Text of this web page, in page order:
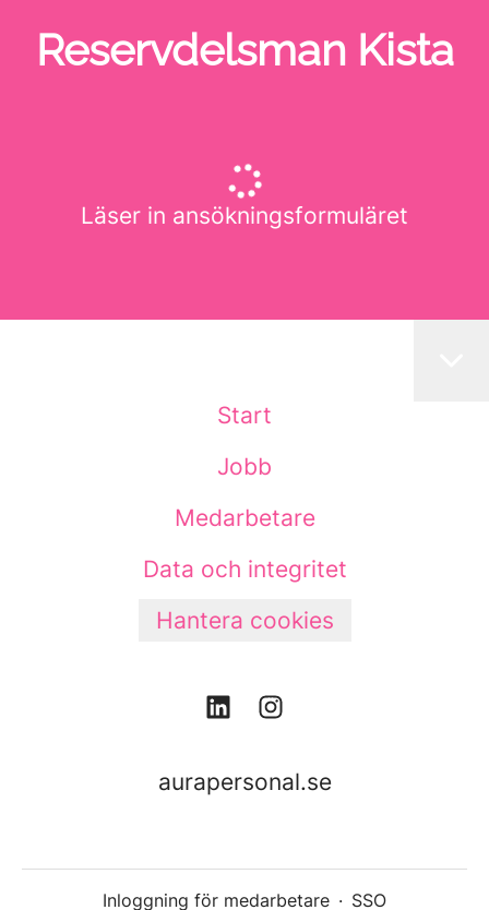
Reservdelsman Kista
Läser in ansökningsformuläret
Start
Jobb
Medarbetare
Data och integritet
Hantera cookies
aurapersonal.se
Inloggning för medarbetare · SSO